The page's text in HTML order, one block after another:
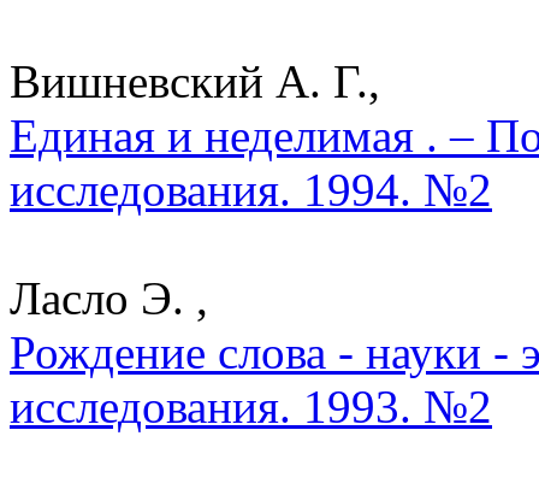
Вишневский А. Г.,
Единая и неделимая . –
исследования. 1994. №2
Ласло Э. ,
Рождение слова - науки -
исследования. 1993. №2